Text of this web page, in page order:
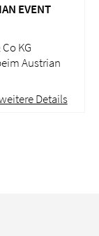
EVENT
KG
Austrian
Details